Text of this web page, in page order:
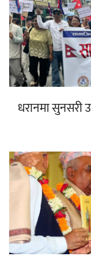
धरानमा सुनसरी